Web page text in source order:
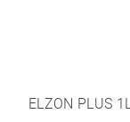
ELZON PLUS